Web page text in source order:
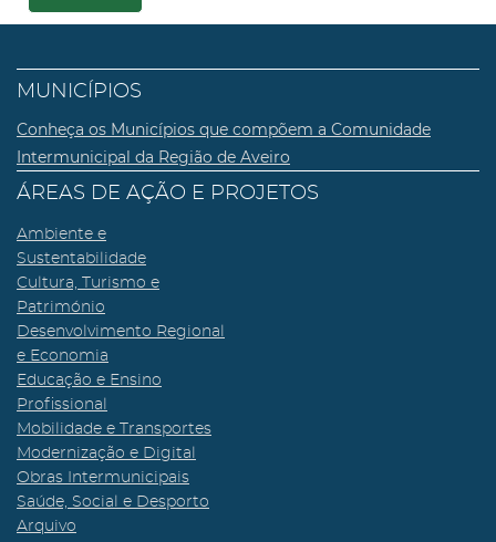
MUNICÍPIOS
Conheça os Municípios que compõem a Comunidade
Intermunicipal da Região de Aveiro
ÁREAS DE AÇÃO E PROJETOS
Ambiente e
Sustentabilidade
Cultura, Turismo e
Património
Desenvolvimento Regional
e Economia
Educação e Ensino
Profissional
Mobilidade e Transportes
Modernização e Digital
Obras Intermunicipais
Saúde, Social e Desporto
Arquivo